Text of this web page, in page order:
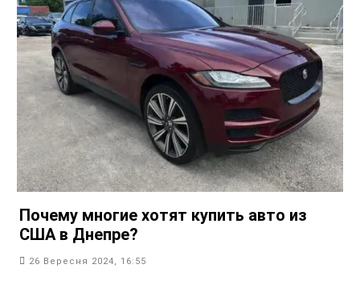
Почему многие хотят купить авто из
США в Днепре?
26 Вересня 2024, 16:55